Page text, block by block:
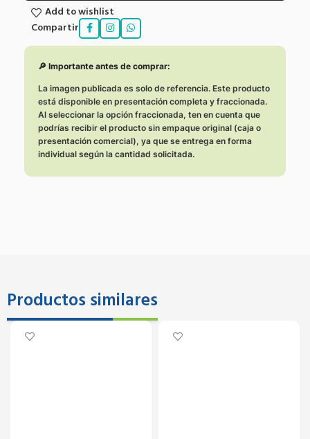
Add to wishlist
Compartir
🔎 Importante antes de comprar:
La imagen publicada es solo de referencia. Este producto
está disponible en presentación completa y fraccionada.
Al seleccionar la opción fraccionada, ten en cuenta que
podrías recibir el producto sin empaque original (caja o
presentación comercial), ya que se entrega en forma
individual según la cantidad solicitada.
Productos similares